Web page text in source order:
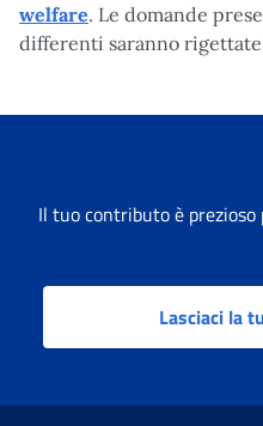
welfare. Le domande
differenti saranno
Il tuo contributo è
Lasciaci la